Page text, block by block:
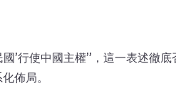
行使中國主權”，這一表述徹
佈局。